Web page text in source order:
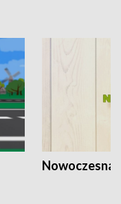
Nowoczesna